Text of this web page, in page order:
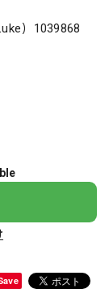
）1039868